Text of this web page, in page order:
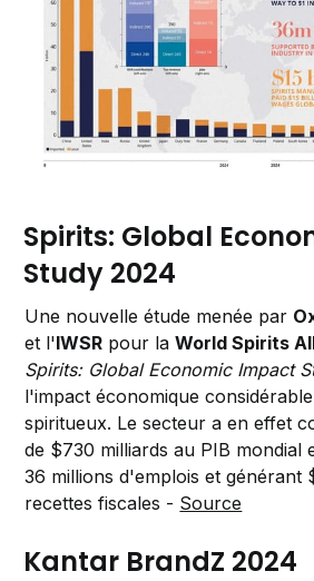
Spirits: Global
Study 2024
Une nouvelle étude menée par
et l'IWSR pour laWorld Spirits
Spirits: Global Economic Impact
l'impact économique
spiritueux. Le secteur a en effet
de $730 milliards au PIB mondial
36 millions d'emplois et générant
recettes fiscales - Source
Kantar BrandZ 2024